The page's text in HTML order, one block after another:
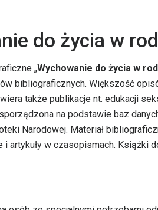
do życia w
„Wychowanie do życia w
bibliograficznych. Większość
także publikacje nt. edukacji
na podstawie baz
Narodowej. Materiał
i artykuły w czasopismach. Książki